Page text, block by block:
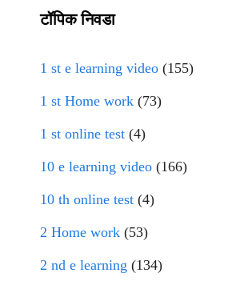
टॉपिक निवडा
1 st e learning video (155)
1 st Home work (73)
1 st online test (4)
10 e learning video (166)
10 th online test (4)
2 Home work (53)
2 nd e learning (134)